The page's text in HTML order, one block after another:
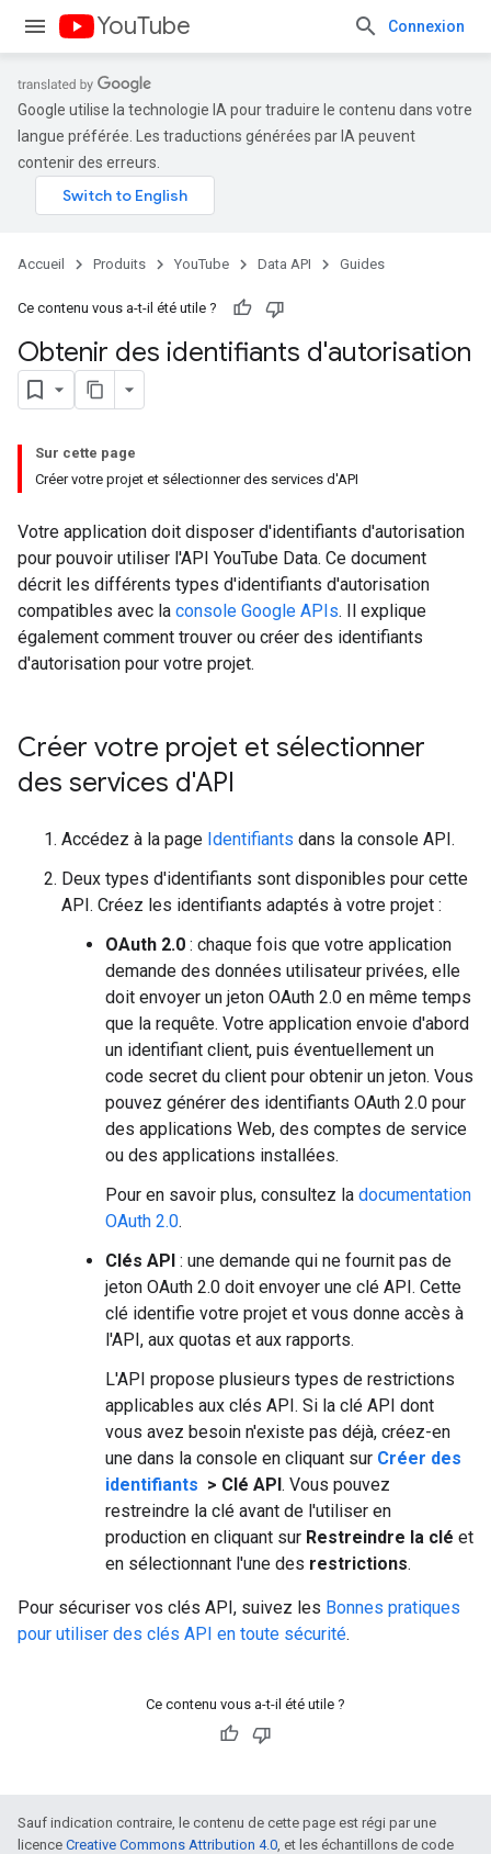
YouTube Connexion
Google utilise la technologie IA pour traduire le contenu dans votre
langue préférée. Les traductions générées par IA peuvent
contenir des erreurs.
Accueil Produits YouTube Data API Guides
Ce contenu vous a-t-il été utile ?
Obtenir des identifiants d'autorisation
Sur cette page
Créer votre projet et sélectionner des services d'API
Votre application doit disposer d'identifiants d'autorisation
pour pouvoir utiliser l'API YouTube Data. Ce document
décrit les différents types d'identifiants d'autorisation
compatibles avec la console Google APIs. Il explique
également comment trouver ou créer des identifiants
d'autorisation pour votre projet.
Créer votre projet et sélectionner
des services d'API
Accédez à la page Identifiants dans la console API.
Deux types d'identifiants sont disponibles pour cette
API. Créez les identifiants adaptés à votre projet :
OAuth 2.0 : chaque fois que votre application
demande des données utilisateur privées, elle
doit envoyer un jeton OAuth 2.0 en même temps
que la requête. Votre application envoie d'abord
un identifiant client, puis éventuellement un
code secret du client pour obtenir un jeton. Vous
pouvez générer des identifiants OAuth 2.0 pour
des applications Web, des comptes de service
ou des applications installées.
Pour en savoir plus, consultez la documentation
OAuth 2.0.
Clés API : une demande qui ne fournit pas de
jeton OAuth 2.0 doit envoyer une clé API. Cette
clé identifie votre projet et vous donne accès à
l'API, aux quotas et aux rapports.
L'API propose plusieurs types de restrictions
applicables aux clés API. Si la clé API dont
vous avez besoin n'existe pas déjà, créez-en
une dans la console en cliquant sur Créer des
identifiants > Clé API. Vous pouvez
restreindre la clé avant de l'utiliser en
production en cliquant sur Restreindre la clé et
en sélectionnant l'une des restrictions.
Pour sécuriser vos clés API, suivez les Bonnes pratiques
pour utiliser des clés API en toute sécurité.
Ce contenu vous a-t-il été utile ?
Sauf indication contraire, le contenu de cette page est régi par une
licence Creative Commons Attribution 4.0, et les échantillons de code